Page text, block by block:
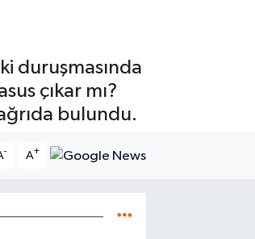
duruşmasında
çıkar mı?
bulundu.
- A+